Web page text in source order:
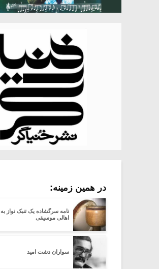
در همین زمینه:
نامه سرگشاده یک تنبک نواز به
اهالی موسیقی
سواران دشت امید